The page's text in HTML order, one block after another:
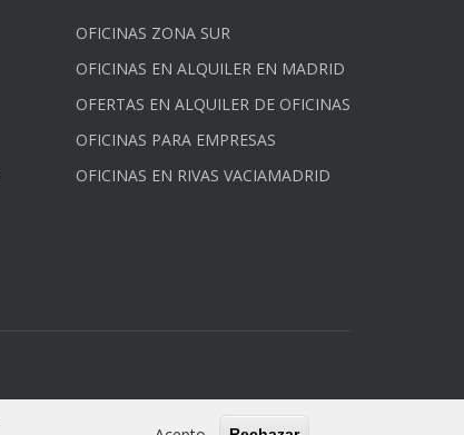
OFICINAS ZONA SUR
OFICINAS EN ALQUILER EN MADRID
OFERTAS EN ALQUILER DE OFICINAS
OFICINAS PARA EMPRESAS
OFICINAS EN RIVAS VACIAMADRID